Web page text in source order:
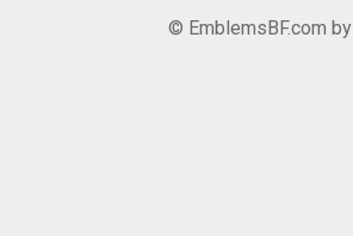
© EmblemsBF.com by